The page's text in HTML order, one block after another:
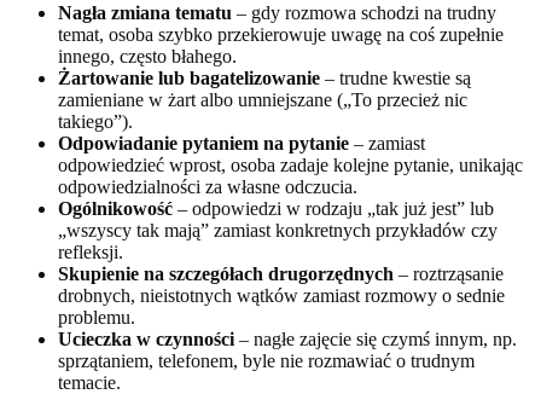
Nagła zmiana tematu – gdy rozmowa schodzi na trudny
temat, osoba szybko przekierowuje uwagę na coś zupełnie
innego, często błahego.
Żartowanie lub bagatelizowanie – trudne kwestie są
zamieniane w żart albo umniejszane („To przecież nic
takiego”).
Odpowiadanie pytaniem na pytanie – zamiast
odpowiedzieć wprost, osoba zadaje kolejne pytanie, unikając
odpowiedzialności za własne odczucia.
Ogólnikowość – odpowiedzi w rodzaju „tak już jest” lub
„wszyscy tak mają” zamiast konkretnych przykładów czy
refleksji.
Skupienie na szczegółach drugorzędnych – roztrząsanie
drobnych, nieistotnych wątków zamiast rozmowy o sednie
problemu.
Ucieczka w czynności – nagłe zajęcie się czymś innym, np.
sprzątaniem, telefonem, byle nie rozmawiać o trudnym
temacie.